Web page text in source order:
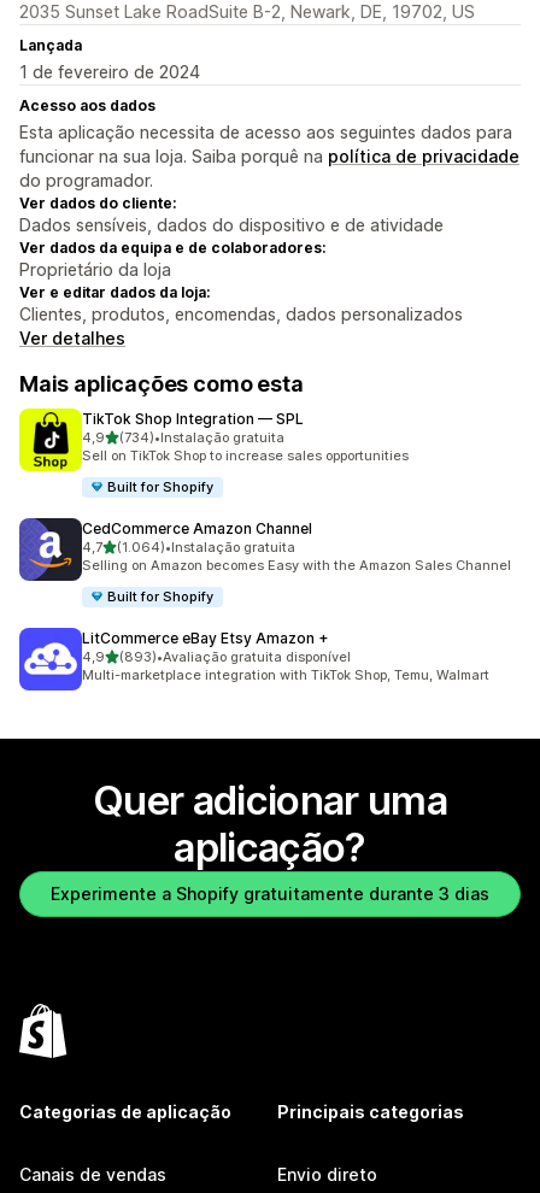
2035 Sunset Lake RoadSuite B-2, Newark, DE, 19702, US
Lançada
1 de fevereiro de 2024
Acesso aos dados
Esta aplicação necessita de acesso aos seguintes dados para
funcionar na sua loja. Saiba porquê na política de privacidade
do programador.
Ver dados do cliente:
Dados sensíveis, dados do dispositivo e de atividade
Ver dados da equipa e de colaboradores:
Proprietário da loja
Ver e editar dados da loja:
Clientes, produtos, encomendas, dados personalizados
Ver detalhes
Mais aplicações como esta
TikTok Shop Integration — SPL
4,9de 5 estrelas
(734)
734 total de avaliações
•Instalação gratuita
Sell on TikTok Shop to increase sales opportunities
Built for Shopify
CedCommerce Amazon Channel
4,7de 5 estrelas
(1.064)
1064 total de avaliações
•Instalação gratuita
Selling on Amazon becomes Easy with the Amazon Sales Channel
Built for Shopify
LitCommerce eBay Etsy Amazon +
4,9de 5 estrelas
(893)
893 total de avaliações
•Avaliação gratuita disponível
Multi-marketplace integration with TikTok Shop, Temu, Walmart
Quer adicionar uma
aplicação?
Experimente a Shopify gratuitamente durante 3 dias
Categorias de aplicação
Canais de vendas
Principais categorias
Envio direto